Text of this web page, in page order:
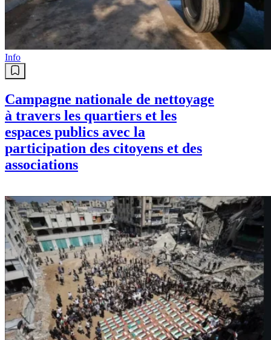
Info
Campagne nationale de nettoyage
à travers les quartiers et les
espaces publics avec la
participation des citoyens et des
associations